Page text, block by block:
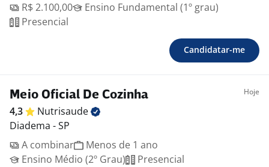
R$ 2.100,00
Ensino Fundamental (1º grau)
Presencial
Candidatar-me
Meio Oficial De Cozinha Hoje
4,3
Nutrisaude
Diadema - SP
A combinar
Menos de 1 ano
Ensino Médio (2º Grau)
Presencial